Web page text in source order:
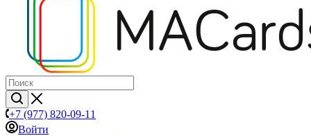
+7 (977) 820-09-11
Войти